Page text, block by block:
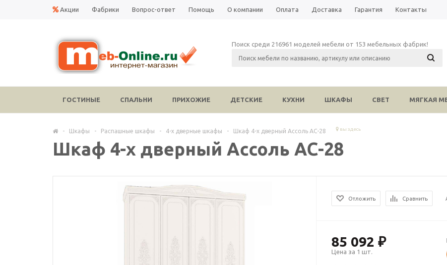
Акции Фабрики Вопрос-ответ Помощь О компании Оплата Доставка Гарантия Контакты
Поиск среди 216961 моделей мебели от 153 мебельных фабрик!
ГОСТИНЫЕ СПАЛЬНИ ПРИХОЖИЕ ДЕТСКИЕ КУХНИ ШКАФЫ СВЕТ МЯГКАЯ
- Шкафы - Распашные шкафы - 4-х дверные шкафы - Шкаф 4-х дверный Ассоль АС-28 вы здесь
Шкаф 4-х дверный Ассоль АС-28
Отложить Сравнить
85 092 ₽
Цена за 1 шт.